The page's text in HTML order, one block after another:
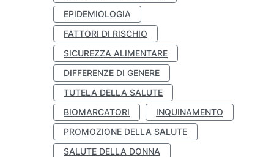
EPIDEMIOLOGIA
FATTORI DI RISCHIO
SICUREZZA ALIMENTARE
DIFFERENZE DI GENERE
TUTELA DELLA SALUTE
BIOMARCATORI
INQUINAMENTO
PROMOZIONE DELLA SALUTE
SALUTE DELLA DONNA